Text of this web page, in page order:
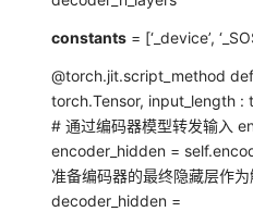
constants= [‘_device’,
@torch.jit.script_method
torch.Tensor, input_length :
# 通过编码器模型转发输入
encoder_hidden =
准备编码器的最终隐藏层作
decoder_hidden =